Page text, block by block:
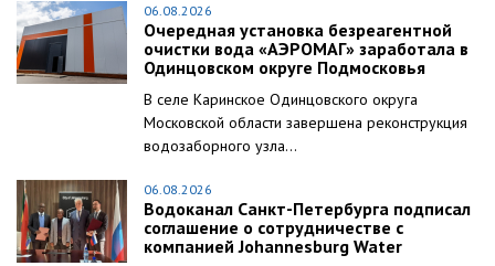
06.08.2026
Очередная установка безреагентной
очистки вода «АЭРОМАГ» заработала в
Одинцовском округе Подмосковья
В селе Каринское Одинцовского округа
Московской области завершена реконструкция
водозаборного узла...
06.08.2026
Водоканал Санкт-Петербурга подписал
соглашение о сотрудничестве с
компанией Johannesburg Water